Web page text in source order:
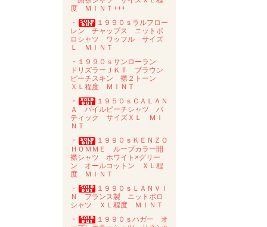
度 ＭＩＮＴ+++
・
１９９０ｓラルフロー
レン チャップス ニットポ
ロシャツ ワッフル サイズ
Ｌ ＭＩＮＴ
・１９９０ｓサンローラン
ドリズラーＪＫＴ ブラウン
ピーチスキン 襟２トーン
ＸＬ程度 ＭＩＮＴ
・
１９５０ｓＣＡＬＡＮ
Ａ パイルビーチシャツ バ
ティック サイズＸＬ ＭＩ
ＮＴ
・
１９９０ｓＫＥＮＺＯ
ＨＯＭＭＥ ループカラー開
襟シャツ ホワイト×グリー
ン オールコットン ＸＬ程
度 ＭＩＮＴ
・
１９９０ｓＬＡＮＶＩ
Ｎ フランス製 ニットポロ
シャツ ＸＬ程度 ＭＩＮＴ
・
１９９０ｓハガー オ